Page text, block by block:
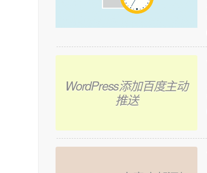
WordPress添加百度主动
推送